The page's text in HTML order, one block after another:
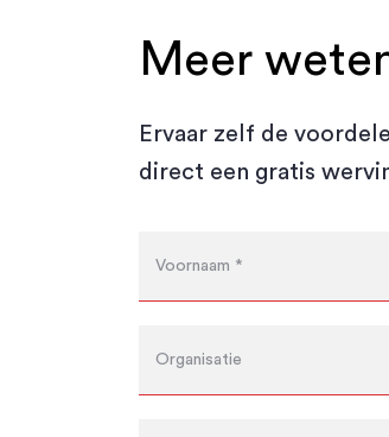
Meer
Ervaar zelf de
direct een gratis